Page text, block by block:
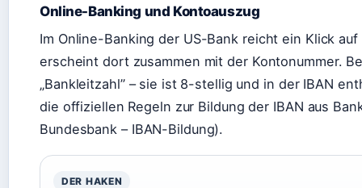
Online-Banking und Kontoauszug
Im Online-Banking der US-Bank reicht ein Klick
erscheint dort zusammen mit der Kontonummer.
„Bankleitzahl” – sie ist 8-stellig und in der IBAN
die offiziellen Regeln zur Bildung der IBAN aus
Bundesbank – IBAN-Bildung).
DER HAKEN